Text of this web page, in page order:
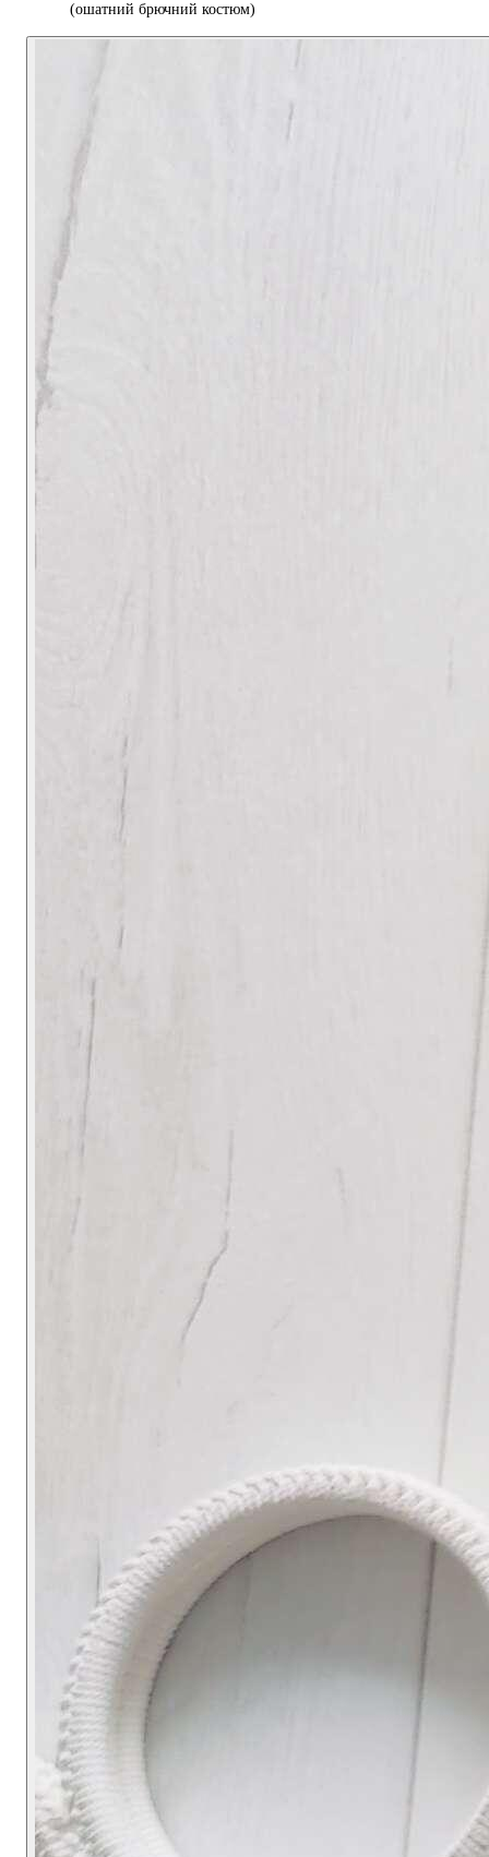
(ошатний брючний костюм)